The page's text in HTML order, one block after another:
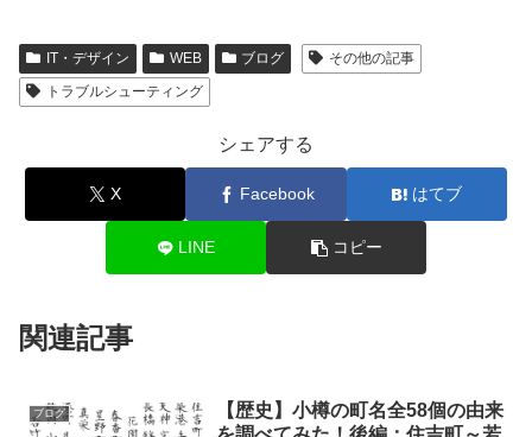
IT・デザイン WEB ブログ
その他の記事
トラブルシューティング
シェアする
X Facebook はてブ
LINE コピー
関連記事
ブログ
【歴史】小樽の町名全58個の由来